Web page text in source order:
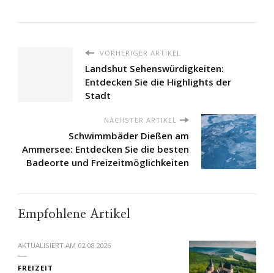
VORHERIGER ARTIKEL
Landshut Sehenswürdigkeiten:
Entdecken Sie die Highlights der
Stadt
NÄCHSTER ARTIKEL
Schwimmbäder Dießen am
Ammersee: Entdecken Sie die besten
Badeorte und Freizeitmöglichkeiten
Empfohlene Artikel
AKTUALISIERT AM 02.08.2026
FREIZEIT